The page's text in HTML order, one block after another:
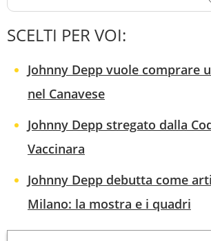
SCELTI PER VOI:
Johnny Depp vuole comprare
nel Canavese
Johnny Depp stregato dalla
Vaccinara
Johnny Depp debutta come
Milano: la mostra e i quadri